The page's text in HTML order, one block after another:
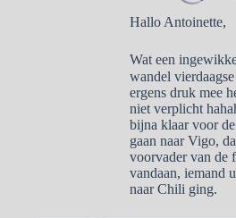
Hallo Antoinette,
Wat een
wandel
ergens druk mee
niet verplicht
bijna klaar voor
gaan naar Vigo,
voorvader van de
vandaan, iemand
naar Chili ging.